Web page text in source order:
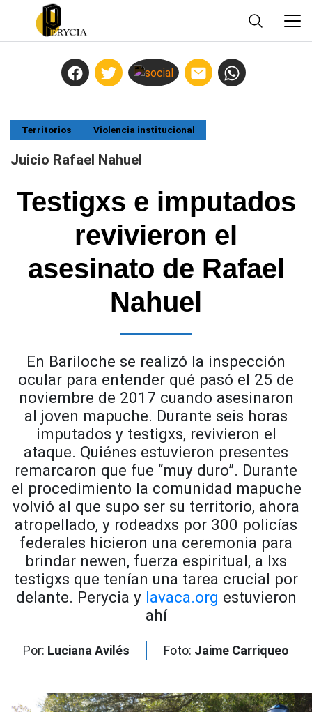
Territorios Violencia institucional
Juicio Rafael Nahuel
Testigxs e imputados
revivieron el
asesinato de Rafael
Nahuel
En Bariloche se realizó la inspección
ocular para entender qué pasó el 25 de
noviembre de 2017 cuando asesinaron
al joven mapuche. Durante seis horas
imputados y testigxs, revivieron el
ataque. Quiénes estuvieron presentes
remarcaron que fue “muy duro”. Durante
el procedimiento la comunidad mapuche
volvió al que supo ser su territorio, ahora
atropellado, y rodeadxs por 300 policías
federales hicieron una ceremonia para
brindar newen, fuerza espiritual, a lxs
testigxs que tenían una tarea crucial por
delante. Perycia y lavaca.org estuvieron
ahí
Por: Luciana Avilés Foto: Jaime Carriqueo